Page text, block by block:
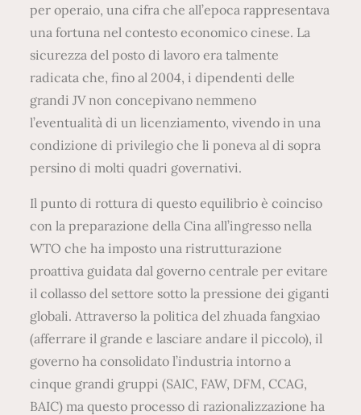
per operaio, una cifra che all’epoca rappresentava
una fortuna nel contesto economico cinese. La
sicurezza del posto di lavoro era talmente
radicata che, fino al 2004, i dipendenti delle
grandi JV non concepivano nemmeno
l’eventualità di un licenziamento, vivendo in una
condizione di privilegio che li poneva al di sopra
persino di molti quadri governativi.
Il punto di rottura di questo equilibrio è coinciso
con la preparazione della Cina all’ingresso nella
WTO che ha imposto una ristrutturazione
proattiva guidata dal governo centrale per evitare
il collasso del settore sotto la pressione dei giganti
globali. Attraverso la politica del zhuada fangxiao
(afferrare il grande e lasciare andare il piccolo), il
governo ha consolidato l’industria intorno a
cinque grandi gruppi (SAIC, FAW, DFM, CCAG,
BAIC) ma questo processo di razionalizzazione ha